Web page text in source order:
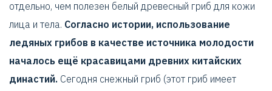
отдельно, чем полезен белый древесный гриб для кожи
лица и тела. Согласно истории, использование
ледяных грибов в качестве источника молодости
началось ещё красавицами древних китайских
династий. Сегодня снежный гриб (этот гриб имеет